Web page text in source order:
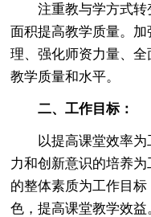
注重教与学方式转
面积提高教学质量。
理、强化师资力量、
教学质量和水平。
二、工作目标：
以提高课堂效率为
力和创新意识的培养
的整体素质为工作目
色，提高课堂教学效益